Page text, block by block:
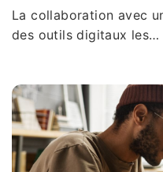
La collaboration avec
des outils digitaux les…